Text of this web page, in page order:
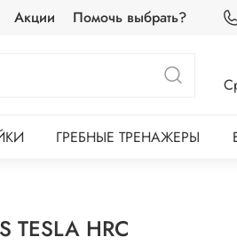
Акции Помочь выбрать?
ГРЕБНЫЕ ТРЕНАЖЕРЫ
TESLA HRC